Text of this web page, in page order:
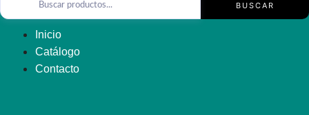
BUSCAR
Inicio
Catálogo
Contacto